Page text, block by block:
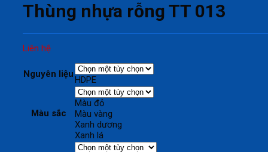
Thùng nhựa rỗng TT 013
Liên hệ
Nguyên liệu
HDPE
Màu sắc
Màu đỏ
Màu vàng
Xanh dương
Xanh lá